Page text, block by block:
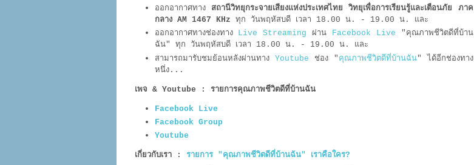
ออกอากาศทาง สถานีวิทยุกระจายเสียงแห่งประเทศไทย วิทยุเพื่อการเรียนรู้และเตือนภัย ภาค
กลาง AM 1467 KHz ทุก วันพฤหัสบดี เวลา 18.00 น. - 19.00 น. และ
ออกอากาศทางช่องทาง Live Streaming ผ่าน Facebook Live "คุณภาพชีวิตดีที่บ้าน
ฉัน" ทุก วันพฤหัสบดี เวลา 18.00 น. - 19.00 น.
และ
สามารถมารับชมย้อนหลังผ่านทาง Youtube ช่อง " คุณภาพชีวิตดีที่บ้านฉัน" ได้อีกช่องทาง
หนึ่ง...
เพจ & Youtube : รายการคุณภาพชีวิตดีที่บ้านฉัน
Facebook Live
Facebook Group
Youtube
เกี่ยวกับเรา : รายการ "คุณภาพชีวิตดีที่บ้านฉัน" เราคือใคร?